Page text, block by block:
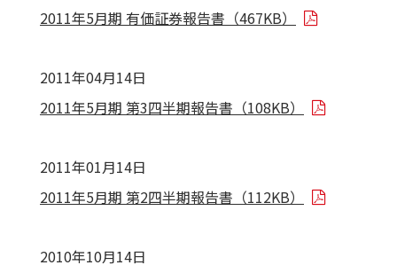
2011年5月期 有価証券報告書（467KB）
2011年04月14日
2011年5月期 第3四半期報告書（108KB）
2011年01月14日
2011年5月期 第2四半期報告書（112KB）
2010年10月14日